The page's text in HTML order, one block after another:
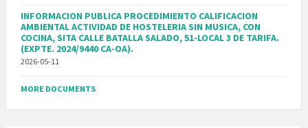
INFORMACION PUBLICA PROCEDIMIENTO CALIFICACION
AMBIENTAL ACTIVIDAD DE HOSTELERIA SIN MUSICA, CON
COCINA, SITA CALLE BATALLA SALADO, 51-LOCAL 3 DE TARIFA.
(EXPTE. 2024/9440 CA-OA).
2026-05-11
MORE DOCUMENTS